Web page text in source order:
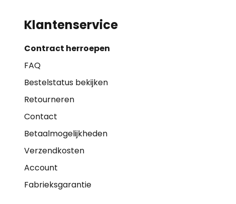
Klantenservice
Contract herroepen
FAQ
Bestelstatus bekijken
Retourneren
Contact
Betaalmogelijkheden
Verzendkosten
Account
Fabrieksgarantie